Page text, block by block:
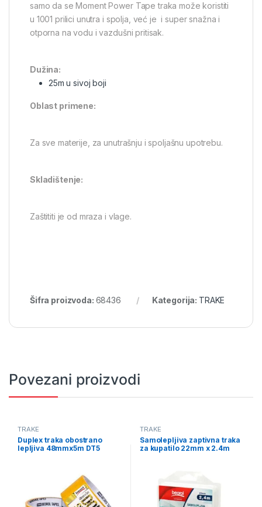
samo da se Moment Power Tape traka može koristiti
u 1001 prilici unutra i spolja, već je i super snažna i
otporna na vodu i vazdušni pritisak.
Dužina:
25m u sivoj boji
Oblast primene:
Za sve materije, za unutrašnju i spoljašnu upotrebu.
Skladištenje:
Zaštititi je od mraza i vlage.
Šifra proizvoda: 68436 Kategorija: TRAKE
Povezani proizvodi
TRAKE
Duplex traka obostrano
lepljiva 48mmx5m DT5
TRAKE
Samolepljiva zaptivna traka
za kupatilo 22mm x 2.4m